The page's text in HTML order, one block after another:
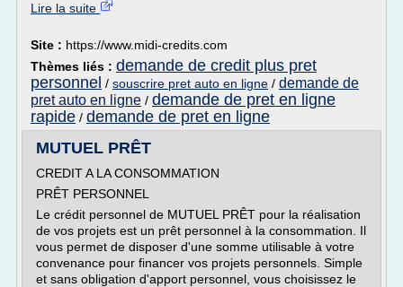
Lire la suite
Site : https://www.midi-credits.com
Thèmes liés : demande de credit plus pret
personnel / souscrire pret auto en ligne / demande de
pret auto en ligne / demande de pret en ligne
rapide / demande de pret en ligne
MUTUEL PRÊT
CREDIT A LA CONSOMMATION
PRÊT PERSONNEL
Le crédit personnel de MUTUEL PRÊT pour la réalisation
de vos projets est un prêt personnel à la consommation. Il
vous permet de disposer d'une somme utilisable à votre
convenance pour financer vos projets personnels. Simple
et sans obligation d'apport personnel, vous choisissez le